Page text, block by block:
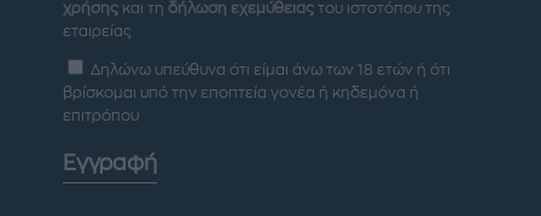
χρήσης και τη δήλωση εχεμύθειας του ιστοτόπου της
εταιρείας
Δηλώνω υπεύθυνα ότι είμαι άνω των 18 ετών ή ότι
βρίσκομαι υπό την εποπτεία γονέα ή κηδεμόνα ή
επιτρόπου
Εγγραφή